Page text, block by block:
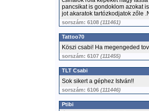
pancsikat is gondoklom azokat
jot akaratok tartózkodjatok zőle
sorszám: 6108 (111461)
Tattoo70
Köszi csabi! Ha megengeded
sorszám: 6107 (111455)
TLT Csabi
Sok sikert a géphez István!!
sorszám: 6106 (111446)
Ptibi